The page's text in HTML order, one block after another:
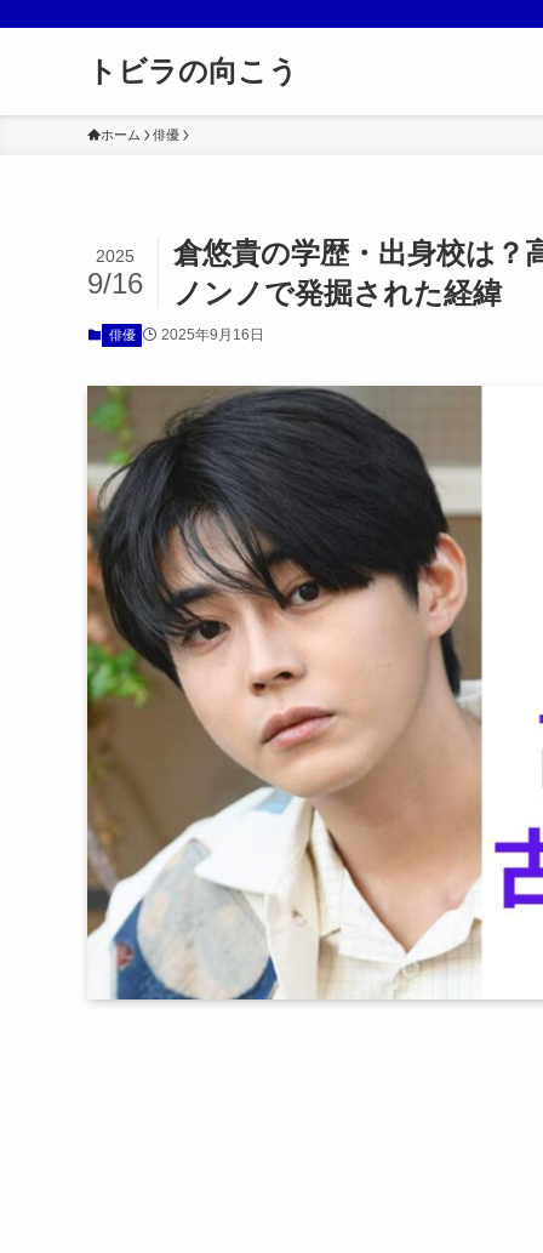
トビラの向こう
ホーム 俳優
倉悠貴の学歴・出身校は？
ノンノで発掘された経緯
2025
9/16
俳優 2025年9月16日